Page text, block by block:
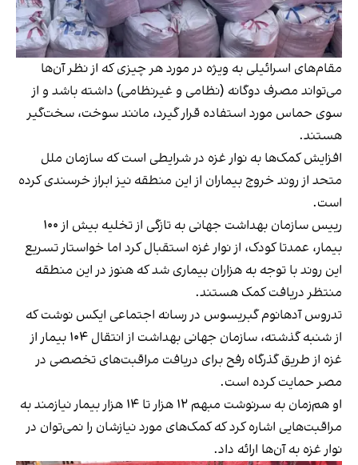
مقام‌های اسرائیلی به ویژه در مورد هر چیزی که از نظر آن‌ها
می‌تواند مصرف دوگانه (نظامی و غیرنظامی) داشته باشد و از
سوی حماس مورد استفاده قرار گیرد، مانند سوخت، سخت‌گیر
هستند.
افزایش کمک‌ها به نوار غزه در شرایطی است که سازمان ملل
متحد از روند خروج بیماران از این منطقه نیز ابراز خرسندی کرده
است.
رییس سازمان بهداشت جهانی به تازگی از تخلیه بیش از ۱۰۰
بیمار، عمدتا کودک، از نوار غزه استقبال کرد اما خواستار تسریع
این روند با توجه به هزاران بیماری شد که هنوز در این منطقه
منتظر دریافت کمک هستند.
تدروس آدهانوم گبریسوس در رسانه اجتماعی ایکس نوشت که
از شنبه گذشته، سازمان جهانی بهداشت از انتقال ۱۰۴ بیمار از
غزه از طریق گذرگاه رفح برای دریافت مراقبت‌های تخصصی در
مصر حمایت کرده است.
او هم‌زمان به سرنوشت مبهم ۱۲ هزار تا ۱۴ هزار بیمار نیازمند به
مراقبت‌هایی اشاره کرد که کمک‌های مورد نیازشان را نمی‌توان در
نوار غزه به آن‌ها ارائه داد.